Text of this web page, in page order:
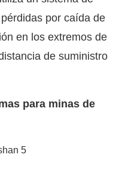
por caída de
en los extremos de
de suministro
para minas de